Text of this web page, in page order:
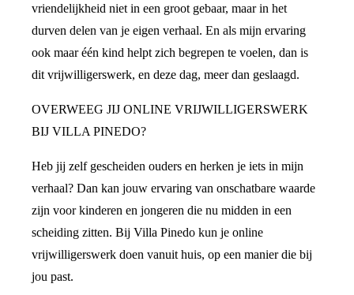
vriendelijkheid niet in een groot gebaar, maar in het
durven delen van je eigen verhaal. En als mijn ervaring
ook maar één kind helpt zich begrepen te voelen, dan is
dit vrijwilligerswerk, en deze dag, meer dan geslaagd.
OVERWEEG JIJ ONLINE VRIJWILLIGERSWERK
BIJ VILLA PINEDO?
Heb jij zelf gescheiden ouders en herken je iets in mijn
verhaal? Dan kan jouw ervaring van onschatbare waarde
zijn voor kinderen en jongeren die nu midden in een
scheiding zitten. Bij Villa Pinedo kun je online
vrijwilligerswerk doen vanuit huis, op een manier die bij
jou past.